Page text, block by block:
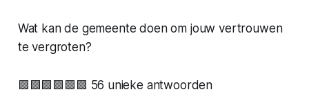
Wat kan de gemeente doen om jouw vertrouwen
te vergroten?
🟩🟩🟩🟩🟩🟩 56 unieke antwoorden